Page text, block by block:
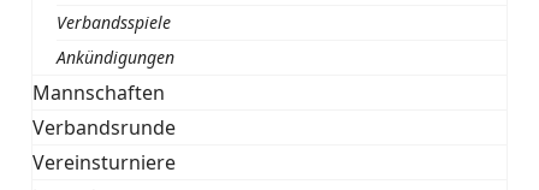
Verbandsspiele
Ankündigungen
Mannschaften
Verbandsrunde
Vereinsturniere